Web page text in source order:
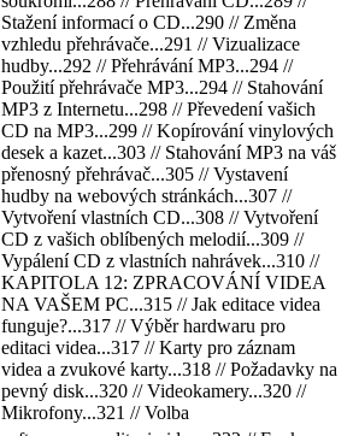
Stažení informací o CD...290 // Změna
vzhledu přehrávače...291 // Vizualizace
hudby...292 // Přehrávání MP3...294 //
Použití přehrávače MP3...294 // Stahování
MP3 z Internetu...298 // Převedení vašich
CD na MP3...299 // Kopírování vinylových
desek a kazet...303 // Stahování MP3 na váš
přenosný přehrávač...305 // Vystavení
hudby na webových stránkách...307 //
Vytvoření vlastních CD...308 // Vytvoření
CD z vašich oblíbených melodií...309 //
Vypálení CD z vlastních nahrávek...310 //
KAPITOLA 12: ZPRACOVÁNÍ VIDEA
NA VAŠEM PC...315 // Jak editace videa
funguje?...317 // Výběr hardwaru pro
editaci videa...317 // Karty pro záznam
videa a zvukové karty...318 // Požadavky na
pevný disk...320 // Videokamery...320 //
Mikrofony...321 // Volba